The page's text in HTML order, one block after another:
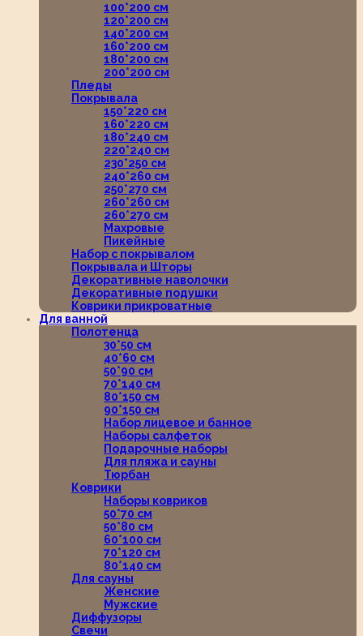
100*200 см
120*200 см
140*200 см
160*200 см
180*200 см
200*200 см
Пледы
Покрывала
150*220 см
160*220 см
180*240 см
220*240 см
230*250 см
240*260 см
250*270 см
260*260 см
260*270 см
Махровые
Пикейные
Набор с покрывалом
Покрывала и Шторы
Декоративные наволочки
Декоративные подушки
Коврики прикроватные
Для ванной
Полотенца
30*50 см
40*60 см
50*90 см
70*140 см
80*150 см
90*150 см
Набор лицевое и банное
Наборы салфеток
Подарочные наборы
Для пляжа и сауны
Тюрбан
Коврики
Наборы ковриков
50*70 см
50*80 см
60*100 см
70*120 см
80*140 см
Для сауны
Женские
Мужские
Диффузоры
Свечи